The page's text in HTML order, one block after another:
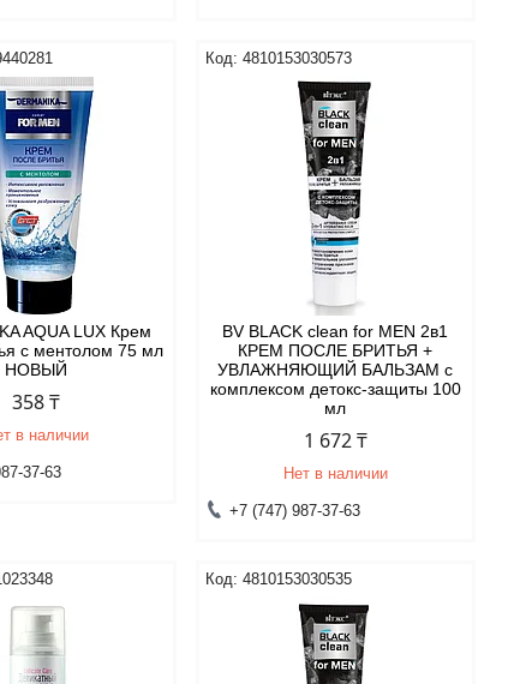
AQUA LUX Крем
с ментолом 75 мл
НОВЫЙ
358 ₸
в наличии
37-63
4810153030573
BV BLACK clean for MEN 2в1
КРЕМ ПОСЛЕ БРИТЬЯ +
УВЛАЖНЯЮЩИЙ БАЛЬЗАМ с
комплексом детокс-защиты 100
мл
1 672 ₸
Нет в наличии
+7 (747) 987-37-63
4810153030535